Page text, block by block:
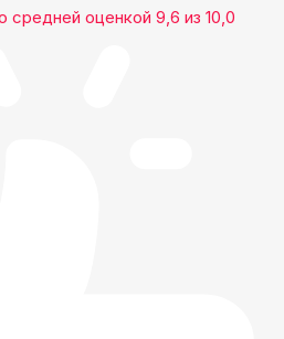
средней оценкой 9,6 из 10,0